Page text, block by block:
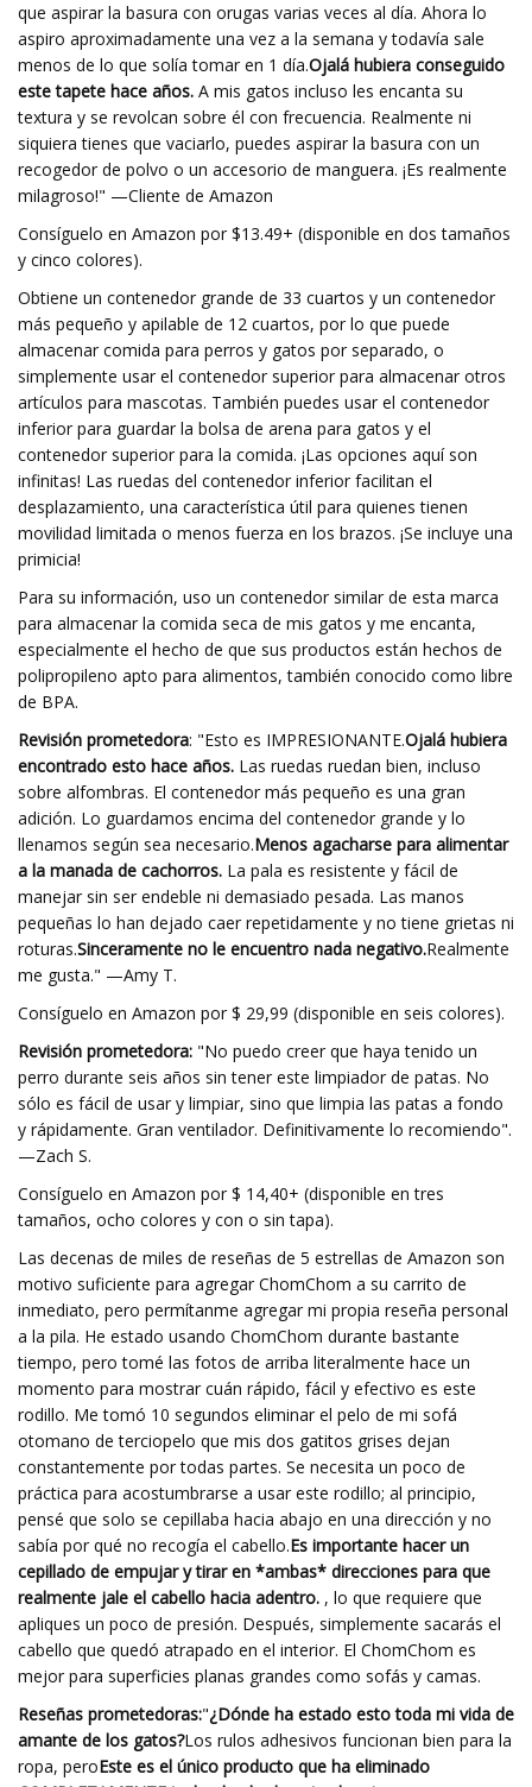
que aspirar la basura con orugas varias veces al día. Ahora lo
aspiro aproximadamente una vez a la semana y todavía sale
menos de lo que solía tomar en 1 día.Ojalá hubiera conseguido
este tapete hace años. A mis gatos incluso les encanta su
textura y se revolcan sobre él con frecuencia. Realmente ni
siquiera tienes que vaciarlo, puedes aspirar la basura con un
recogedor de polvo o un accesorio de manguera. ¡Es realmente
milagroso!" —Cliente de Amazon
Consíguelo en Amazon por $13.49+ (disponible en dos tamaños
y cinco colores).
Obtiene un contenedor grande de 33 cuartos y un contenedor
más pequeño y apilable de 12 cuartos, por lo que puede
almacenar comida para perros y gatos por separado, o
simplemente usar el contenedor superior para almacenar otros
artículos para mascotas. También puedes usar el contenedor
inferior para guardar la bolsa de arena para gatos y el
contenedor superior para la comida. ¡Las opciones aquí son
infinitas! Las ruedas del contenedor inferior facilitan el
desplazamiento, una característica útil para quienes tienen
movilidad limitada o menos fuerza en los brazos. ¡Se incluye una
primicia!
Para su información, uso un contenedor similar de esta marca
para almacenar la comida seca de mis gatos y me encanta,
especialmente el hecho de que sus productos están hechos de
polipropileno apto para alimentos, también conocido como libre
de BPA.
Revisión prometedora: "Esto es IMPRESIONANTE.Ojalá hubiera
encontrado esto hace años. Las ruedas ruedan bien, incluso
sobre alfombras. El contenedor más pequeño es una gran
adición. Lo guardamos encima del contenedor grande y lo
llenamos según sea necesario.Menos agacharse para alimentar
a la manada de cachorros. La pala es resistente y fácil de
manejar sin ser endeble ni demasiado pesada. Las manos
pequeñas lo han dejado caer repetidamente y no tiene grietas ni
roturas.Sinceramente no le encuentro nada negativo.Realmente
me gusta." —Amy T.
Consíguelo en Amazon por $ 29,99 (disponible en seis colores).
Revisión prometedora: "No puedo creer que haya tenido un
perro durante seis años sin tener este limpiador de patas. No
sólo es fácil de usar y limpiar, sino que limpia las patas a fondo
y rápidamente. Gran ventilador. Definitivamente lo recomiendo".
—Zach S.
Consíguelo en Amazon por $ 14,40+ (disponible en tres
tamaños, ocho colores y con o sin tapa).
Las decenas de miles de reseñas de 5 estrellas de Amazon son
motivo suficiente para agregar ChomChom a su carrito de
inmediato, pero permítanme agregar mi propia reseña personal
a la pila. He estado usando ChomChom durante bastante
tiempo, pero tomé las fotos de arriba literalmente hace un
momento para mostrar cuán rápido, fácil y efectivo es este
rodillo. Me tomó 10 segundos eliminar el pelo de mi sofá
otomano de terciopelo que mis dos gatitos grises dejan
constantemente por todas partes. Se necesita un poco de
práctica para acostumbrarse a usar este rodillo; al principio,
pensé que solo se cepillaba hacia abajo en una dirección y no
sabía por qué no recogía el cabello.Es importante hacer un
cepillado de empujar y tirar en *ambas* direcciones para que
realmente jale el cabello hacia adentro. , lo que requiere que
apliques un poco de presión. Después, simplemente sacarás el
cabello que quedó atrapado en el interior. El ChomChom es
mejor para superficies planas grandes como sofás y camas.
Reseñas prometedoras:"¿Dónde ha estado esto toda mi vida de
amante de los gatos?Los rulos adhesivos funcionan bien para la
ropa, peroEste es el único producto que ha eliminado